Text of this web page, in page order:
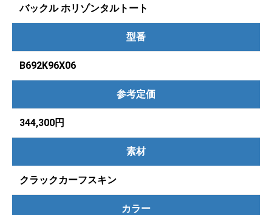
バックル ホリゾンタルトート
型番
B692K96X06
参考定価
344,300円
素材
クラックカーフスキン
カラー